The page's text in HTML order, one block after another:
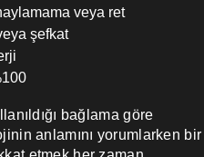
veya ret
şefkat
bağlama göre
anlamını yorumlarken bir